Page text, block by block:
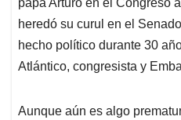
papá Arturo en el Congreso
heredó su curul en el
hecho político durante 30
Atlántico, congresista y
Aunque aún es algo